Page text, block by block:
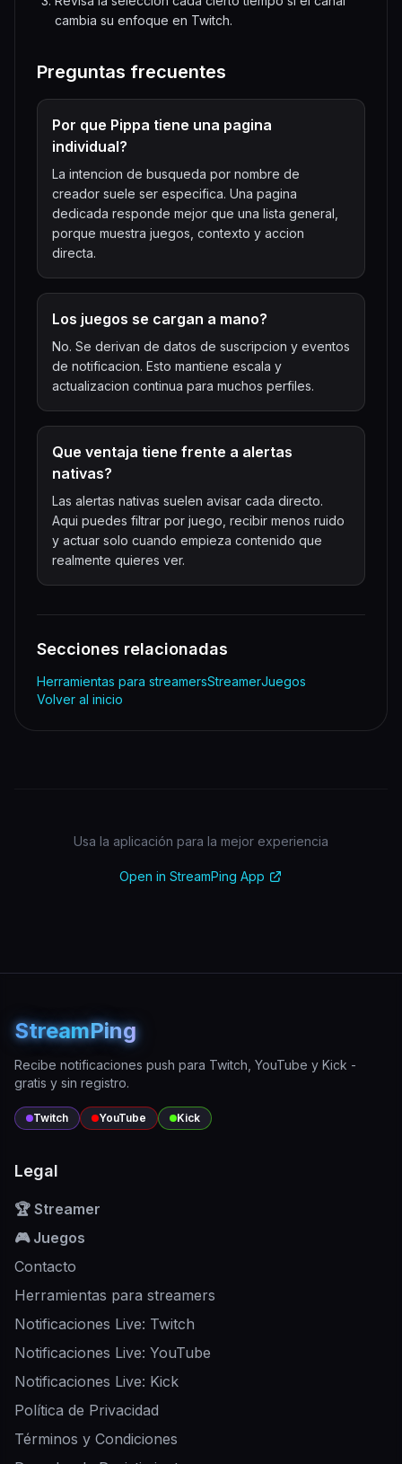
cambia su enfoque en Twitch.
Preguntas frecuentes
Por que Pippa tiene una pagina
individual?
La intencion de busqueda por nombre de
creador suele ser especifica. Una pagina
dedicada responde mejor que una lista general,
porque muestra juegos, contexto y accion
directa.
Los juegos se cargan a mano?
No. Se derivan de datos de suscripcion y eventos
de notificacion. Esto mantiene escala y
actualizacion continua para muchos perfiles.
Que ventaja tiene frente a alertas
nativas?
Las alertas nativas suelen avisar cada directo.
Aqui puedes filtrar por juego, recibir menos ruido
y actuar solo cuando empieza contenido que
realmente quieres ver.
Secciones relacionadas
Herramientas para streamersStreamerJuegos
Volver al inicio
Usa la aplicación para la mejor experiencia
Open in StreamPing App
StreamPing
Recibe notificaciones push para Twitch, YouTube y Kick -
gratis y sin registro.
Twitch YouTube Kick
Legal
🏆 Streamer
🎮 Juegos
Contacto
Herramientas para streamers
Notificaciones Live: Twitch
Notificaciones Live: YouTube
Notificaciones Live: Kick
Política de Privacidad
Términos y Condiciones